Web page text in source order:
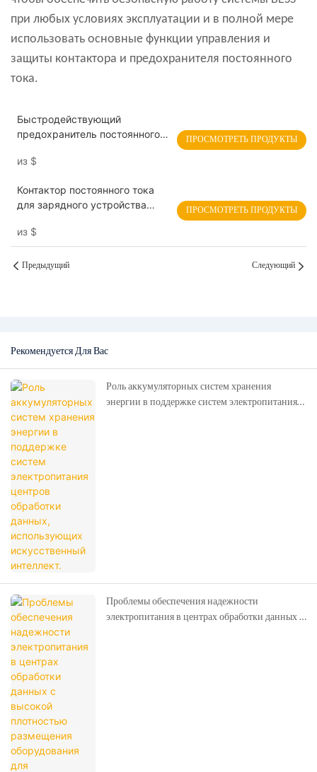
при любых условиях эксплуатации и в полной мере
использовать основные функции управления и
защиты контактора и предохранителя постоянного
тока.
Быстродействующий
предохранитель постоянного
сертифицированный CE/UL,
из $
ПРОСМОТРЕТЬ ПРОДУКТЫ
Контактор постоянного тока
для зарядного устройства
сертифицирован UL EVHB150
из $
ПРОСМОТРЕТЬ ПРОДУКТЫ
Предыдущий Следующий
Рекомендуется Для Вас
Роль аккумуляторных систем хранения
энергии в поддержке систем электропитания
Проблемы обеспечения надежности
электропитания в центрах обработки данных с